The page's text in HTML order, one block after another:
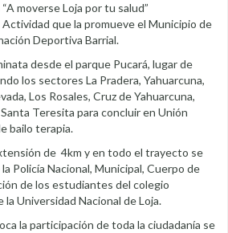
moverse Loja por tu salud”
que la promueve el Municipio de
Deportiva Barrial.
desde el parque Pucará, lugar de
los sectores La Pradera, Yahuarcuna,
Los Rosales, Cruz de Yahuarcuna,
Teresita para concluir en Unión
bailo terapia.
de 4km y en todo el trayecto se
Policía Nacional, Municipal, Cuerpo de
de los estudiantes del colegio
la Universidad Nacional de Loja.
la participación de toda la ciudadanía se